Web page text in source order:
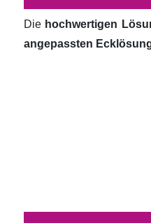
Die hochwertigen
angepassten